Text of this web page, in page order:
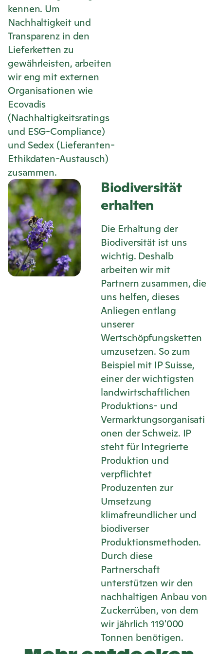
kennen. Um
Nachhaltigkeit und
Transparenz in den
Lieferketten zu
gewährleisten, arbeiten
wir eng mit externen
Organisationen wie
Ecovadis
(Nachhaltigkeitsratings
und ESG-Compliance)
und Sedex (Lieferanten-
Ethikdaten-Austausch)
zusammen.
Biodiversität
erhalten
Die Erhaltung der
Biodiversität ist uns
wichtig. Deshalb
arbeiten wir mit
Partnern zusammen, die
uns helfen, dieses
Anliegen entlang
unserer
Wertschöpfungsketten
umzusetzen. So zum
Beispiel mit IP Suisse,
einer der wichtigsten
landwirtschaftlichen
Produktions- und
Vermarktungsorganisati
onen der Schweiz. IP
steht für Integrierte
Produktion und
verpflichtet
Produzenten zur
Umsetzung
klimafreundlicher und
biodiverser
Produktionsmethoden.
Durch diese
Partnerschaft
unterstützen wir den
nachhaltigen Anbau von
Zuckerrüben, von dem
wir jährlich 119'000
Tonnen benötigen.